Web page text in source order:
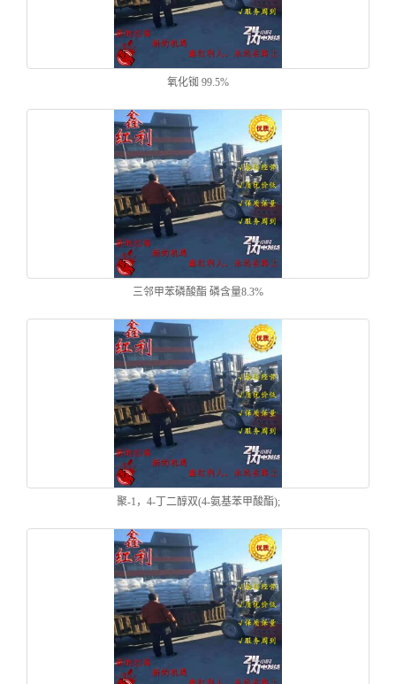
氧化铷 99.5%
三邻甲苯磷酸酯 磷含量8.3%
聚-1，4-丁二醇双(4-氨基苯甲酸酯);